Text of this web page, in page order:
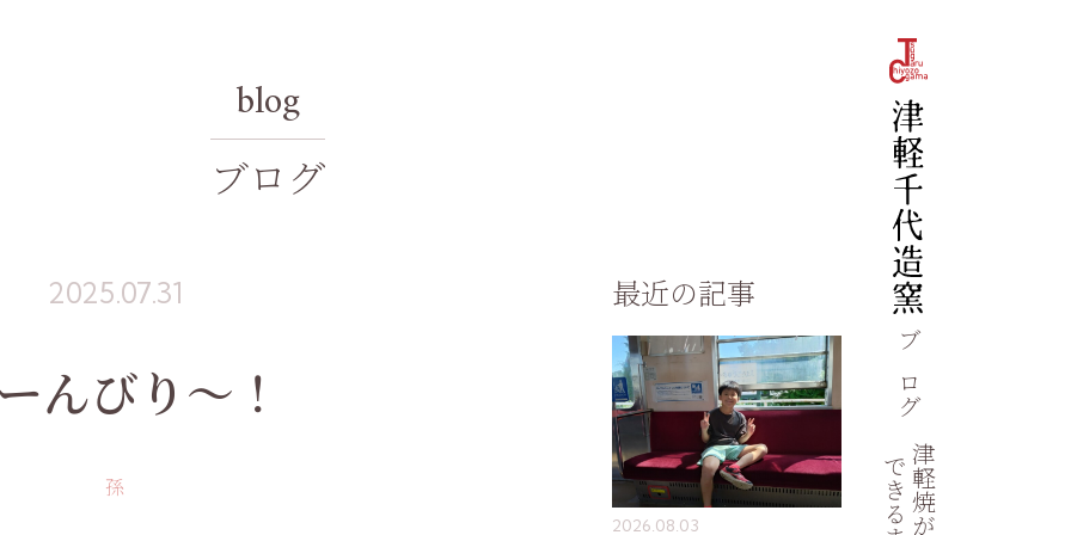
ブログ
津軽焼が
blog
ブログ
2025.07.31
んびり～！
孫
最近の記事
2026.08.03